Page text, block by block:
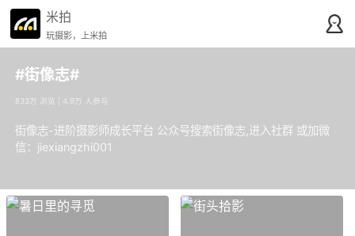
米拍
玩摄影，上米拍
#街像志#
833万 浏览 | 4.9万 人参与
街像志-进阶摄影师成长平台 公众号搜索街像志,进入社群 或加微
信：jiexiangzhi001